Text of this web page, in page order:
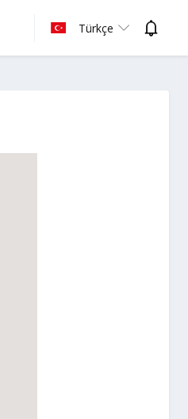
Türkçe